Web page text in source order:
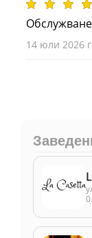
14 юли 2026